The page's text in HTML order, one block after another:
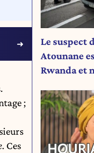
;
. Ces
Le suspect
Atounane
Rwanda et